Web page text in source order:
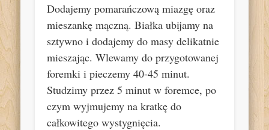
Dodajemy pomarańczową miazgę oraz
mieszankę mączną. Białka ubijamy na
sztywno i dodajemy do masy delikatnie
mieszając. Wlewamy do przygotowanej
foremki i pieczemy 40-45 minut.
Studzimy przez 5 minut w foremce, po
czym wyjmujemy na kratkę do
całkowitego wystygnięcia.